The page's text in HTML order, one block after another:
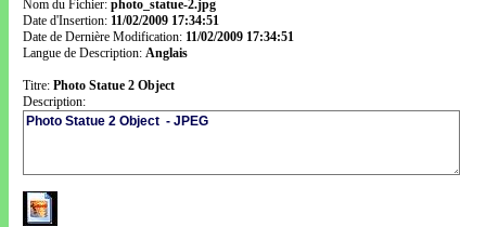
Nom du Fichier: photo_statue-2.jpg
Date d'Insertion: 11/02/2009 17:34:51
Date de Dernière Modification: 11/02/2009 17:34:51
Langue de Description: Anglais
Titre: Photo Statue 2 Object
Description: